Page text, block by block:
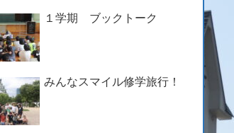
１学期 ブックトーク
みんなスマイル修学旅行！